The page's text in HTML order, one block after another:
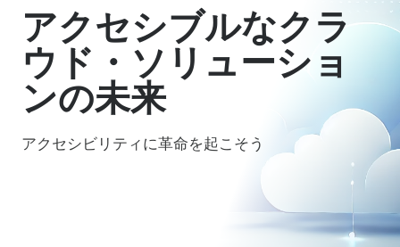
アクセシブルなクラ
ウド・ソリューショ
ンの未来
アクセシビリティに革命を起こそう